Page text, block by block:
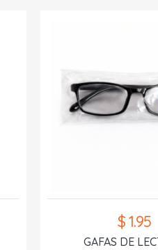
$ 1.95
GAFAS DE